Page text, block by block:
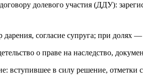
долевого участия (ДДУ):
дарения, согласие супруга; при долях
о праве на наследство,
вступившее в силу решение,